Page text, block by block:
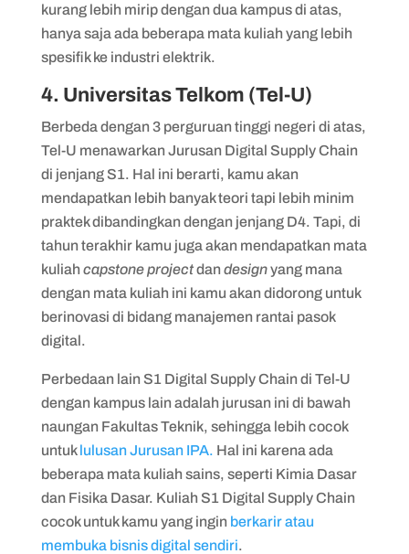
kurang lebih mirip dengan dua kampus di atas,
hanya saja ada beberapa mata kuliah yang lebih
spesifik ke industri elektrik.
4. Universitas Telkom (Tel-U)
Berbeda dengan 3 perguruan tinggi negeri di atas,
Tel-U menawarkan Jurusan Digital Supply Chain
di jenjang S1. Hal ini berarti, kamu akan
mendapatkan lebih banyak teori tapi lebih minim
praktek dibandingkan dengan jenjang D4. Tapi, di
tahun terakhir kamu juga akan mendapatkan mata
kuliahcapstone projectdandesignyang mana
dengan mata kuliah ini kamu akan didorong untuk
berinovasi di bidang manajemen rantai pasok
digital.
Perbedaan lain S1 Digital Supply Chain di Tel-U
dengan kampus lain adalah jurusan ini di bawah
naungan Fakultas Teknik, sehingga lebih cocok
untuklulusan Jurusan IPA. Hal ini karena ada
beberapa mata kuliah sains, seperti Kimia Dasar
dan Fisika Dasar. Kuliah S1 Digital Supply Chain
cocok untuk kamu yang ingin berkarir atau
membuka bisnis digital sendiri.